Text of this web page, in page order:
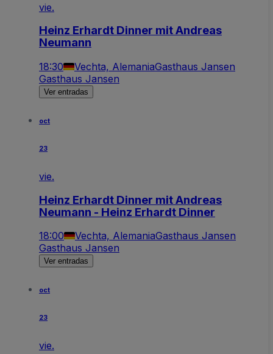
vie.
Heinz Erhardt Dinner mit Andreas
Neumann
18:30 Vechta, AlemaniaGasthaus Jansen
Gasthaus Jansen
Ver entradas
oct
23
vie.
Heinz Erhardt Dinner mit Andreas
Neumann - Heinz Erhardt Dinner
18:00 Vechta, AlemaniaGasthaus Jansen
Gasthaus Jansen
Ver entradas
oct
23
vie.